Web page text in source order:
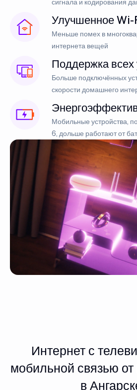
сигнала и кодирования
Улучшенное Wi-
Меньше помех в
интернета вещей
Поддержка всех
Больше подключённых
скорости домашнего
Мобильные устройства,
6, дольше работают от
Интернет с
мобильной связью
в